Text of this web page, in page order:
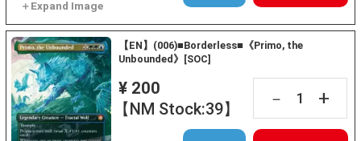
【EN】(006)■Borderless■《Primo, the
Unbounded》[SOC]
¥ 200
【NM Stock:39】
－ +